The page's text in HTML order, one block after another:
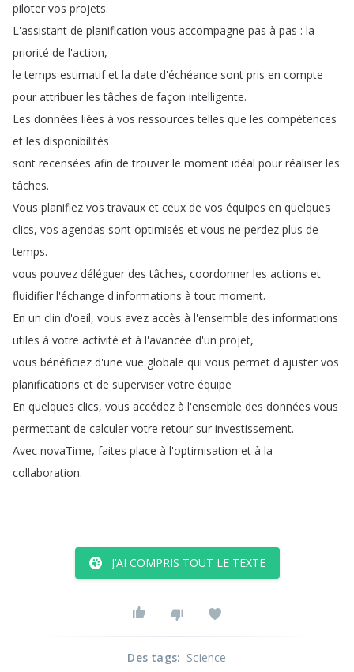
piloter vos projets.
L'assistant de planification vous accompagne pas à pas : la
priorité de l'action,
le temps estimatif et la date d'échéance sont pris en compte
pour attribuer les tâches de façon intelligente.
Les données liées à vos ressources telles que les compétences
et les disponibilités
sont recensées afin de trouver le moment idéal pour réaliser les
tâches.
Vous planifiez vos travaux et ceux de vos équipes en quelques
clics, vos agendas sont optimisés et vous ne perdez plus de
temps.
vous pouvez déléguer des tâches, coordonner les actions et
fluidifier l'échange d'informations à tout moment.
En un clin d'oeil, vous avez accès à l'ensemble des informations
utiles à votre activité et à l'avancée d'un projet,
vous bénéficiez d'une vue globale qui vous permet d'ajuster vos
planifications et de superviser votre équipe
En quelques clics, vous accédez à l'ensemble des données vous
permettant de calculer votre retour sur investissement.
Avec novaTime, faites place à l'optimisation et à la
collaboration.
J’AI COMPRIS TOUT LE TEXTE
Des tags: Science